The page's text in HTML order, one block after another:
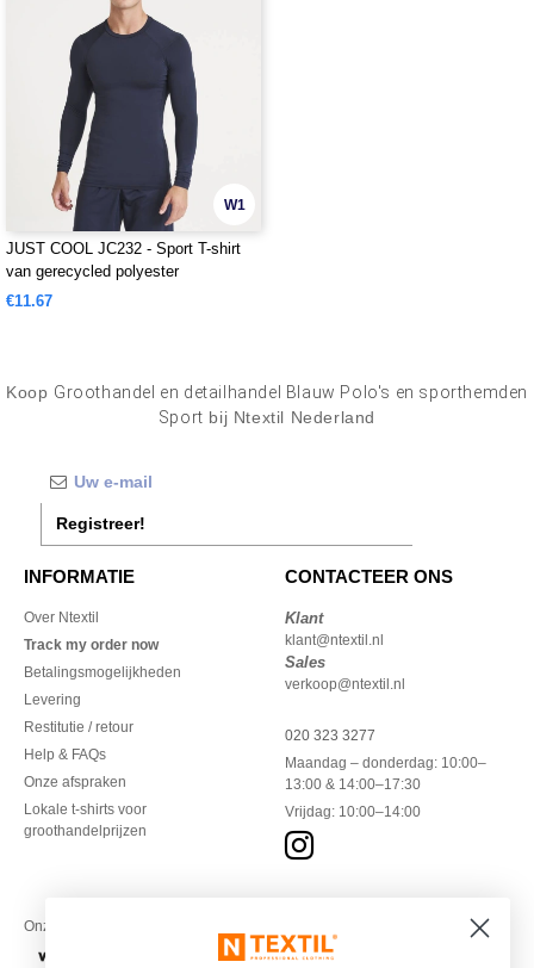
W1
JUST COOL JC232 - Sport T-shirt
van gerecycled polyester
€11.67
Koop Groothandel en detailhandel Blauw Polo's en sporthemden
Sport bij Ntextil Nederland
Registreer!
INFORMATIE
Over Ntextil
Track my order now
Betalingsmogelijkheden
Levering
Restitutie / retour
Help & FAQs
Onze afspraken
Lokale t-shirts voor
groothandelprijzen
CONTACTEER ONS
Klant
klant@ntextil.nl
Sales
verkoop@ntextil.nl
020 323 3277
Maandag – donderdag: 10:00–
13:00 & 14:00–17:30
Vrijdag: 10:00–14:00
Onze financiële partners